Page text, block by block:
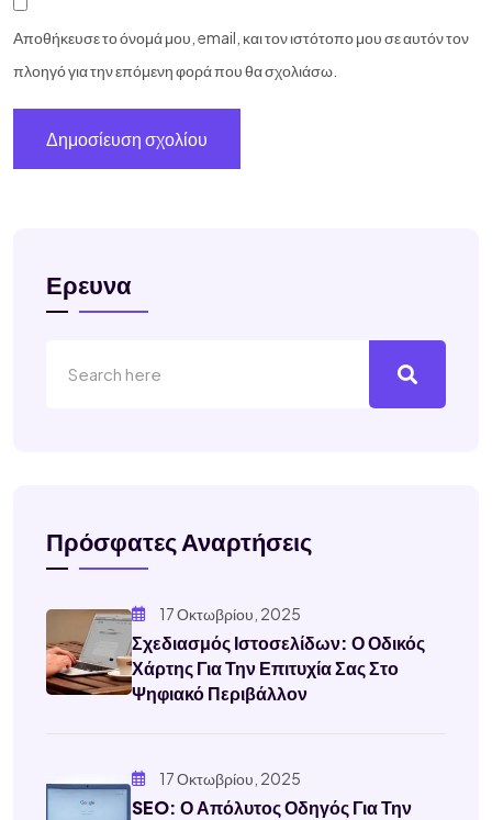
Αποθήκευσε το όνομά μου, email, και τον ιστότοπο μου σε αυτόν τον
πλοηγό για την επόμενη φορά που θα σχολιάσω.
Ερευνα
Πρόσφατες Αναρτήσεις
17 Οκτωβρίου, 2025
Σχεδιασμός Ιστοσελίδων: Ο Οδικός
Χάρτης Για Την Επιτυχία Σας Στο
Ψηφιακό Περιβάλλον
17 Οκτωβρίου, 2025
SEO: Ο Απόλυτος Οδηγός Για Την